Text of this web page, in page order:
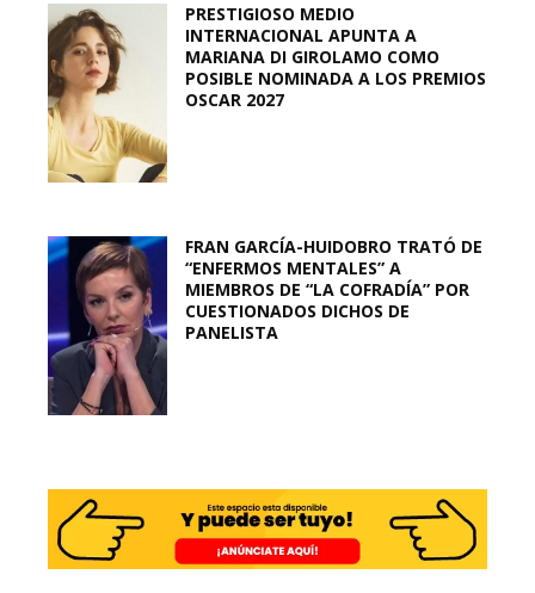
PRESTIGIOSO MEDIO
INTERNACIONAL APUNTA A
MARIANA DI GIROLAMO COMO
POSIBLE NOMINADA A LOS PREMIOS
OSCAR 2027
FRAN GARCÍA-HUIDOBRO TRATÓ DE
“ENFERMOS MENTALES” A
MIEMBROS DE “LA COFRADÍA” POR
CUESTIONADOS DICHOS DE
PANELISTA